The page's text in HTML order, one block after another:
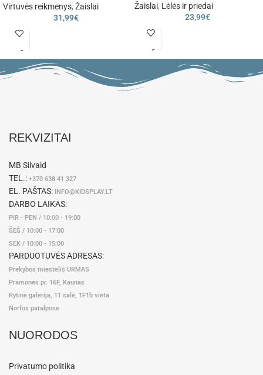
Virtuvės reikmenys, Žaislai
31,99€
Žaislai, Lėlės ir priedai
23,99€
REKVIZITAI
MB Silvaid
TEL.: +370 638 41 327
EL. PAŠTAS: INFO@KIDSPLAY.LT
DARBO LAIKAS:
PIR - PEN / 10:00 - 19:00
ŠEŠ / 10:00 - 17:00
SEK / 10:00 - 15:00
PARDUOTUVĖS ADRESAS:
Prekybos miestelis URMAS
Pramonės pr. 16F, Kaunas
Rytinė galerija, 11 salė, 1F1b vieta
Norfos patalpose
NUORODOS
Privatumo politika